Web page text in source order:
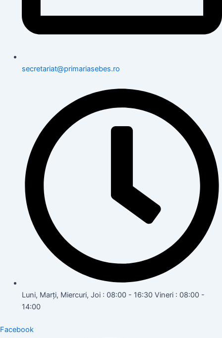
secretariat@primariasebes.ro
Luni, Marți, Miercuri, Joi : 08:00 - 16:30 Vineri : 08:00 -
14:00
Facebook